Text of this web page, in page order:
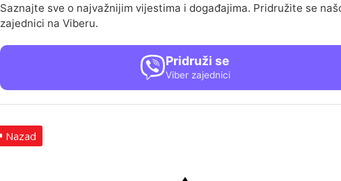
Saznajte sve o najvažnijim vijestima i događajima. Pridružite se
zajednici na Viberu.
Pridruži se
Viber zajednici
Nazad